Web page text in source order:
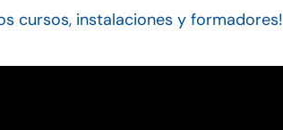
cursos, instalaciones y formadores!